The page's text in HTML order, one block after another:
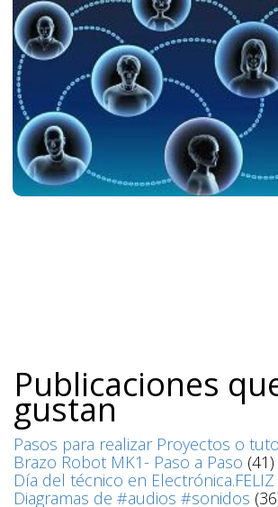
Publicaciones
gustan
Pasos para realizar Proyectos o
Brazo Robot MK1- Paso a Paso (41)
Día del técnico en Electrónica.FELIZ
Diagramas de #audios #sonidos